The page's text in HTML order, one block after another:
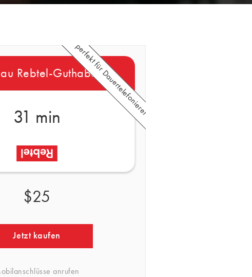
Rebtel-Guthaben
31 min
$25
Jetzt kaufen
anrufen
perfekt für Dauertelefonierer